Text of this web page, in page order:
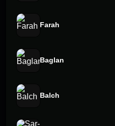
Farah
Baglan
Balch